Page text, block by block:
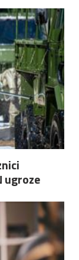
ugroze